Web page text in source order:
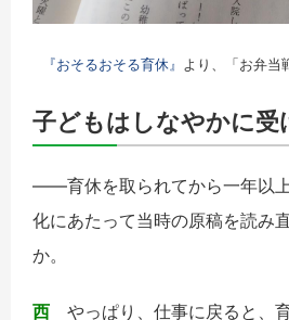
『おそるおそる育休』 より、「お弁当
子どもはしなやかに受
――育休を取られてから一年以
化にあたって当時の原稿を読み
か。
西 やっぱり、仕事に戻ると、